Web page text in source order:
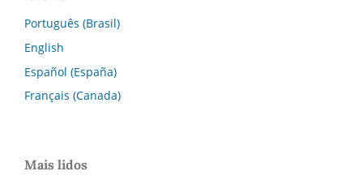
Português (Brasil)
English
Español (España)
Français (Canada)
Mais lidos